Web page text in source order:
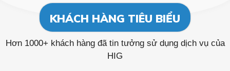
KHÁCH HÀNG TIÊU BIỂU
Hơn 1000+ khách hàng đã tin tưởng sử dụng dịch vụ của
HIG